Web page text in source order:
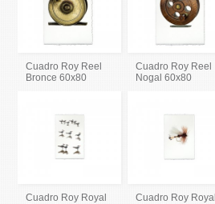
Cuadro Roy Reel
Bronce 60x80
Cuadro Roy Reel
Nogal 60x80
Cuadro Roy Royal
Cuadro Roy Royal